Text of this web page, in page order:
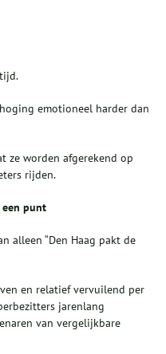
emotioneel harder dan
ze worden afgerekend op
rijden.
punt
alleen “Den Haag pakt de
en relatief vervuilend per
jarenlang
van vergelijkbare